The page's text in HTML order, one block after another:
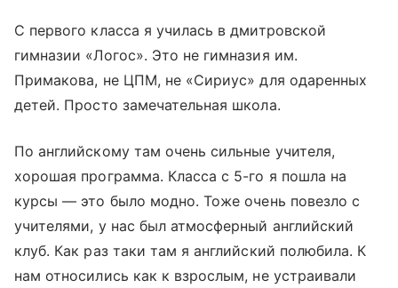
С первого класса я училась в дмитровской
гимназии «Логос». Это не гимназия им.
Примакова, не ЦПМ, не «Сириус» для одаренных
детей. Просто замечательная школа.
По английскому там очень сильные учителя,
хорошая программа. Класса с 5-го я пошла на
курсы — это было модно. Тоже очень повезло с
учителями, у нас был атмосферный английский
клуб. Как раз таки там я английский полюбила. К
нам относились как к взрослым, не устраивали